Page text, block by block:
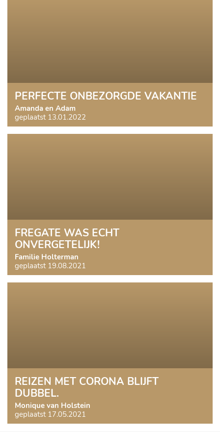
PERFECTE ONBEZORGDE VAKANTIE
Amanda en Adam
geplaatst 13.01.2022
FREGATE WAS ECHT
ONVERGETELIJK!
Familie Holterman
geplaatst 19.08.2021
REIZEN MET CORONA BLIJFT
DUBBEL.
Monique van Holstein
geplaatst 17.05.2021